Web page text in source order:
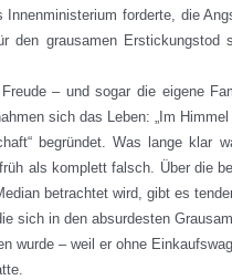
forderte, die
grausamen
– und sogar die eigene
sich das Leben: „Im
begründet. Was lange klar
als komplett falsch. Über die
betrachtet wird, gibt es
sich in den absurdesten
wurde – weil er ohne